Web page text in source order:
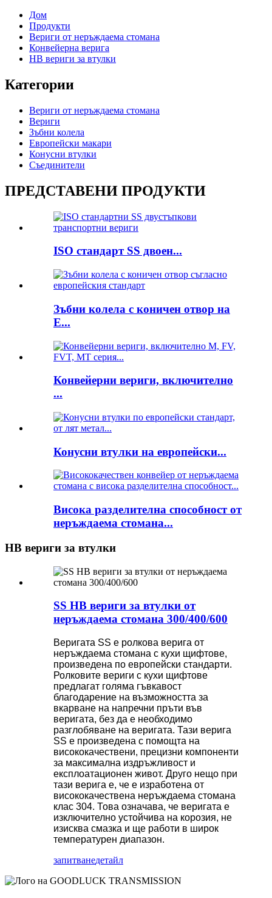
Дом
Продукти
Вериги от неръждаема стомана
Конвейерна верига
HB вериги за втулки
Категории
Вериги от неръждаема стомана
Вериги
Зъбни колела
Европейски макари
Конусни втулки
Съединители
ПРЕДСТАВЕНИ ПРОДУКТИ
ISO стандарт SS двоен...
Зъбни колела с коничен отвор на
E...
Конвейерни вериги, включително
...
Конусни втулки на европейски...
Висока разделителна способност от
неръждаема стомана...
HB вериги за втулки
SS HB вериги за втулки от
неръждаема стомана 300/400/600
Веригата SS е ролкова верига от
неръждаема стомана с кухи щифтове,
произведена по европейски стандарти.
Ролковите вериги с кухи щифтове
предлагат голяма гъвкавост
благодарение на възможността за
вкарване на напречни пръти във
веригата, без да е необходимо
разглобяване на веригата. Тази верига
SS е произведена с помощта на
висококачествени, прецизни компоненти
за максимална издръжливост и
експлоатационен живот. Друго нещо при
тази верига е, че е изработена от
висококачествена неръждаема стомана
клас 304. Това означава, че веригата е
изключително устойчива на корозия, не
изисква смазка и ще работи в широк
температурен диапазон.
запитванедетайл